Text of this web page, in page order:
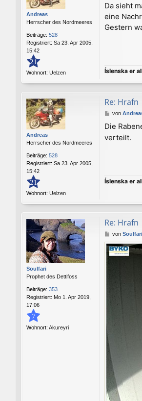
Andreas
Herrscher des Nordmeeres
Beiträge: 528
Registriert: Sa 23. Apr 2005,
15:42
21
Wohnort: Uelzen
i
t
a
Da sieht
eine
Gestern
Íslenska er
Andreas
Herrscher des Nordmeeres
Beiträge: 528
Registriert: Sa 23. Apr 2005,
15:42
21
Wohnort: Uelzen
Re: Hrafn
B
i
t
von
Die
verteilt.
Íslenska er
Soulfari
Prophet des Dettifoss
Beiträge: 353
Registriert: Mo 1. Apr 2019,
17:06
7
Wohnort: Akureyri
Re: Hrafn
B
e
i
t
von Soulfari